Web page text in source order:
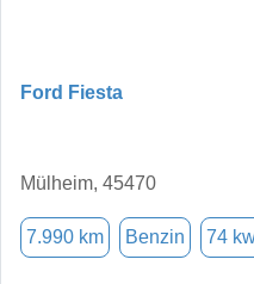
Ford Fiesta
Mülheim, 45470
7.990 km Benzin 74